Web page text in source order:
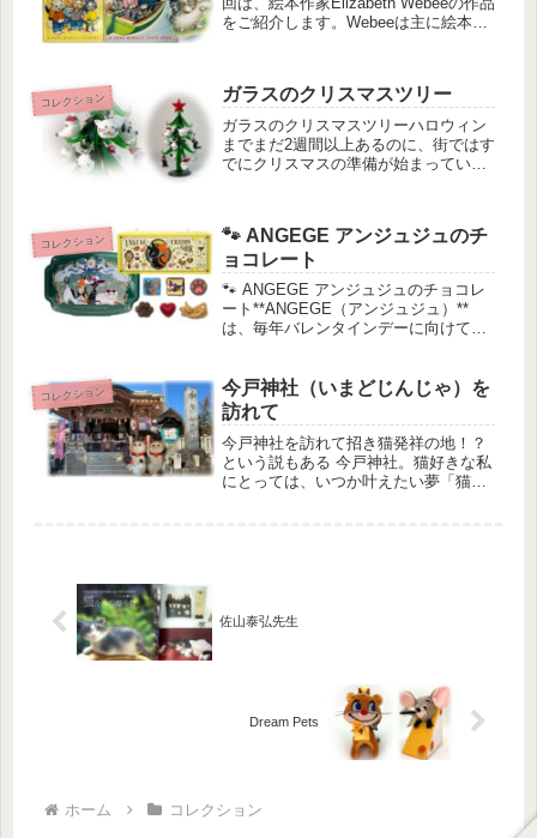
をご紹介します。Webeeは主に絵本の
コレクション ガラスのクリスマスツリー
ガラスのクリスマスツリーハロウィン
までまだ2週間以上あるのに、街ではす
でにクリスマスの準備が始まっていま
レイも少しずつクリスマスカラーに
染...
コレクション
🐾 ANGEGE アンジュジュのチ
ョコレート
🐾 ANGEGE アンジュジュのチョコレ
ート**ANGEGE（アンジュジュ）**
は、毎年バレンタインデーに向けて発
缶タイプの2種類展開👉 コレクション
心をくすぐる可愛さが...
コレクション
今戸神社（いまどじんじゃ）を
訪れて
今戸神社を訪れて招き猫発祥の地！？
という説もある 今戸神社。猫好きな私
にとっては、いつか叶えたい夢「猫神
佐山泰弘先生
Dream Pets
ホーム コレクション